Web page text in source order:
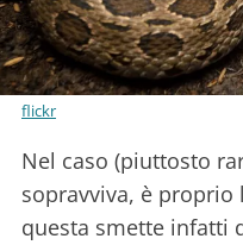
flickr
Nel caso (piuttosto
sopravviva, è
questa smette infatti